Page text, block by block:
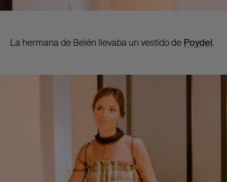
La hermana de Belén llevaba un vestido de Poydel.